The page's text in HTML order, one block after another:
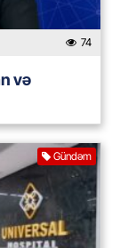
74
və
Gündəm